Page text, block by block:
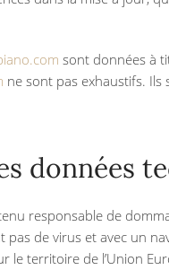
sont données à
ne sont pas exhaustifs.
données
responsable de
de virus et avec un
le territoire de l’Union